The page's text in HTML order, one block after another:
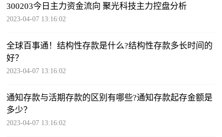
300203今日主力资金流向 聚光科技主力控盘分析
2023-04-07 13:16:02
全球百事通！结构性存款是什么?结构性存款多长时间的
好？
2023-04-07 13:16:02
通知存款与活期存款的区别有哪些?通知存款起存金额是
多少？
2023-04-07 13:16:02